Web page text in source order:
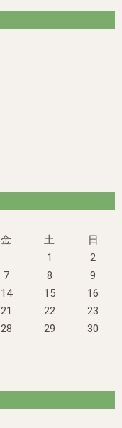
金 土
日
1
2
7 8
9
14 15
16
21 22
23
28 29
30